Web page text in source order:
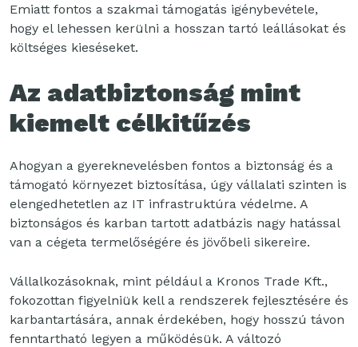
Emiatt fontos a szakmai támogatás igénybevétele,
hogy el lehessen kerülni a hosszan tartó leállásokat és
költséges kieséseket.
Az adatbiztonság mint
kiemelt célkitűzés
Ahogyan a gyereknevelésben fontos a biztonság és a
támogató környezet biztosítása, úgy vállalati szinten is
elengedhetetlen az IT infrastruktúra védelme. A
biztonságos és karban tartott adatbázis nagy hatással
van a cégeta termelőségére és jövőbeli sikereire.
Vállalkozásoknak, mint például a Kronos Trade Kft.,
fokozottan figyelniük kell a rendszerek fejlesztésére és
karbantartására, annak érdekében, hogy hosszú távon
fenntartható legyen a működésük. A változó